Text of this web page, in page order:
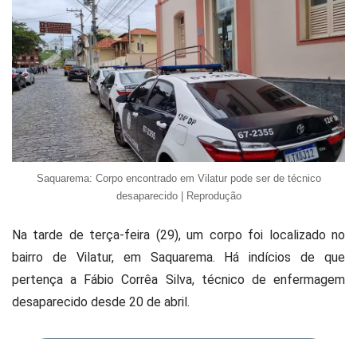
Saquarema: Corpo encontrado em Vilatur pode ser de técnico
desaparecido | Reprodução
Na tarde de terça-feira (29), um corpo foi localizado no
bairro de Vilatur, em Saquarema.
Há indícios de que
pertença a Fábio Corrêa Silva, técnico de enfermagem
desaparecido desde 20 de abril.